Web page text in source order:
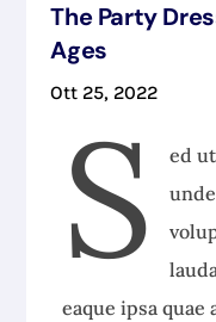
The Party
Ages
Ott 25, 2022
S
ed
eaque ipsa